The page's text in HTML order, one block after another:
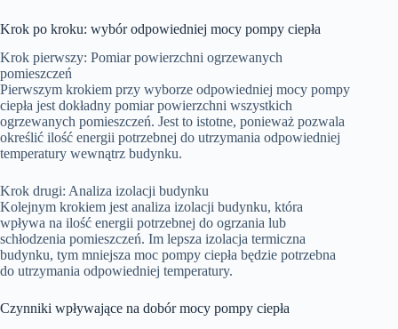
Krok po kroku: wybór odpowiedniej mocy pompy ciepła
Krok pierwszy: Pomiar powierzchni ogrzewanych
pomieszczeń
Pierwszym krokiem przy wyborze odpowiedniej mocy pompy
ciepła jest dokładny pomiar powierzchni wszystkich
ogrzewanych pomieszczeń. Jest to istotne, ponieważ pozwala
określić ilość energii potrzebnej do utrzymania odpowiedniej
temperatury wewnątrz budynku.
Krok drugi: Analiza izolacji budynku
Kolejnym krokiem jest analiza izolacji budynku, która
wpływa na ilość energii potrzebnej do ogrzania lub
schłodzenia pomieszczeń. Im lepsza izolacja termiczna
budynku, tym mniejsza moc pompy ciepła będzie potrzebna
do utrzymania odpowiedniej temperatury.
Czynniki wpływające na dobór mocy pompy ciepła